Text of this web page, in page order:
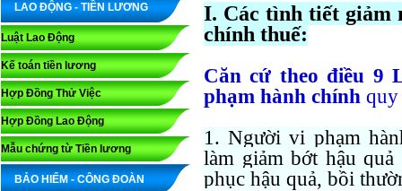
LAO ĐỘNG - TIỀN LƯƠNG
Luật Lao Động
Kế toán tiền lương
Hợp Đồng Thử Việc
Hợp Đồng Lao Động
Mẫu chứng từ Tiền lương
BẢO HIỂM - CÔNG ĐOÀN
I. Các tình tiết giảm
chính thuế:
Căn cứ theo điều 9
phạm hành chính quy
1. Người vi phạm
làm giảm bớt hậu
phục hậu quả, bồi